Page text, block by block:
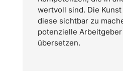
wertvoll sind. Die
diese sichtbar zu
potenzielle
übersetzen.